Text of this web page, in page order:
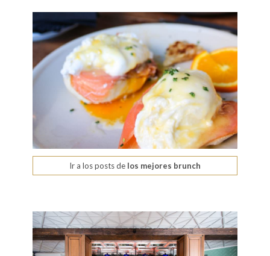
Ir a los posts de los mejores brunch